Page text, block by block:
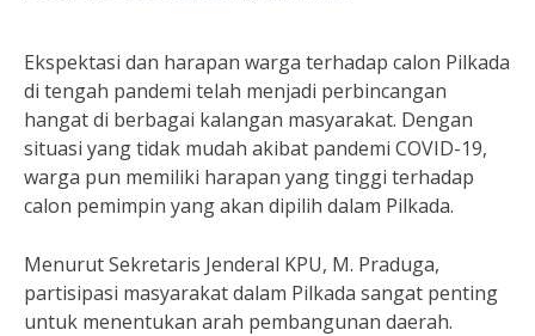
Ekspektasi dan harapan warga terhadap calon Pilkada
di tengah pandemi telah menjadi perbincangan
hangat di berbagai kalangan masyarakat. Dengan
situasi yang tidak mudah akibat pandemi COVID-19,
warga pun memiliki harapan yang tinggi terhadap
calon pemimpin yang akan dipilih dalam Pilkada.
Menurut Sekretaris Jenderal KPU, M. Praduga,
partisipasi masyarakat dalam Pilkada sangat penting
untuk menentukan arah pembangunan daerah.